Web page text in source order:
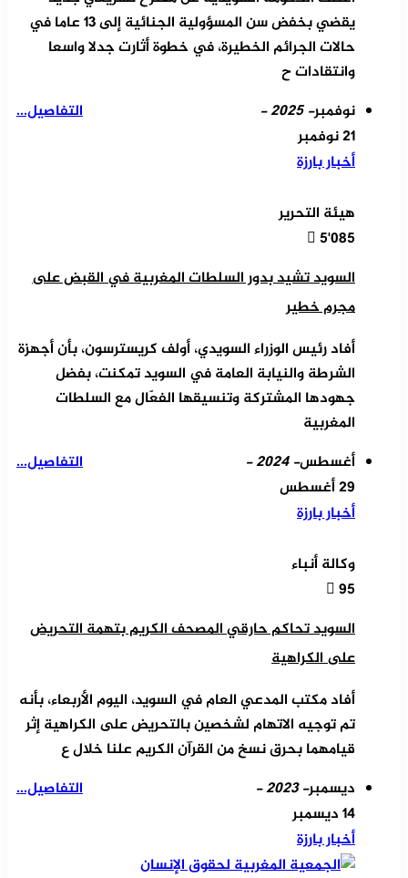
يقضي بخفض سن المسؤولية الجنائية إلى 13 عاما في
حالات الجرائم الخطيرة، في خطوة أثارت جدلا واسعا
وانتقادات ح
التفاصيل...
نوفمبر- 2025 -
21 نوفمبر
أخبار بارزة
هيئة التحرير
5٬085
السويد تشيد بدور السلطات المغربية في القبض على
مجرم خطير
أفاد رئيس الوزراء السويدي، أولف كريسترسون، بأن أجهزة
الشرطة والنيابة العامة في السويد تمكنت، بفضل
جهودها المشتركة وتنسيقها الفعّال مع السلطات
المغربية
التفاصيل...
أغسطس- 2024 -
29 أغسطس
أخبار بارزة
وكالة أنباء
95
السويد تحاكم حارقي المصحف الكريم بتهمة التحريض
على الكراهية
أفاد مكتب المدعي العام في السويد، اليوم الأربعاء، بأنه
تم توجيه الاتهام لشخصين بالتحريض على الكراهية إثر
قيامهما بحرق نسخ من القرآن الكريم علنا خلال ع
التفاصيل...
ديسمبر- 2023 -
14 ديسمبر
أخبار بارزة